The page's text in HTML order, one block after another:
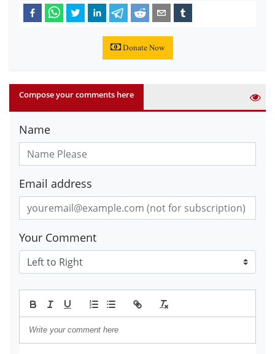
Donate Now
Compose your comments here
Name
Email address
Your Comment